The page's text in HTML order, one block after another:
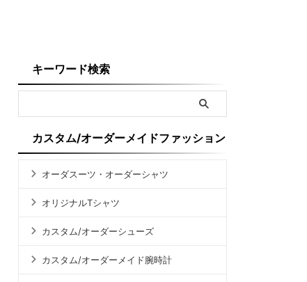
キーワード検索
カスタム/オーダーメイドファッション
オーダスーツ・オーダーシャツ
オリジナルTシャツ
カスタム/オーダーシューズ
カスタム/オーダーメイド腕時計